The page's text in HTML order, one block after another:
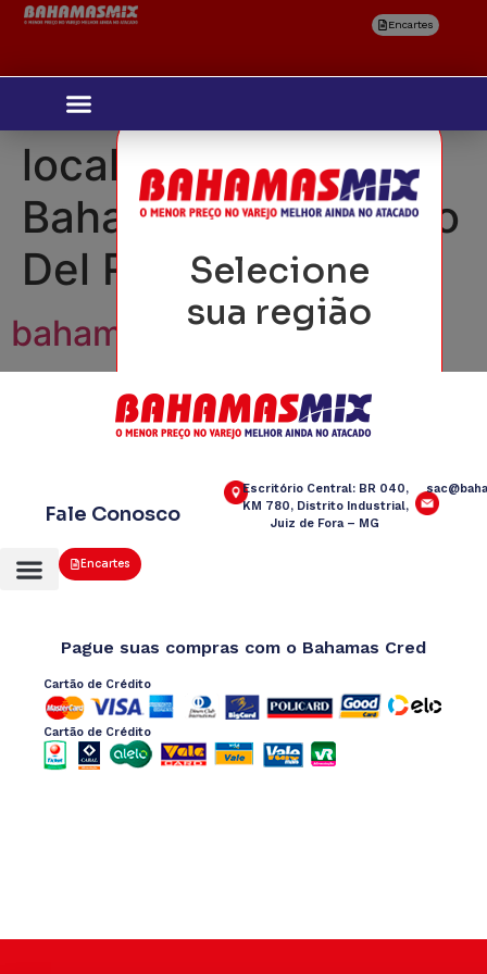
Selecione
sua região
Encartes
localidades:
Bahamais - São João
Del Rey
bahamais zm até 9/08
Encartes
Fale Conosco
Escritório Central: BR 040,
KM 780, Distrito Industrial,
Juiz de Fora – MG
Pague suas compras com o Bahamas Cred
Cartão de Crédito
Cartão de Crédito